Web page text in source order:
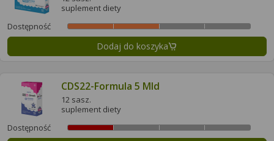
suplement diety
Dostępność
Dodaj do koszyka
CDS22-Formula 5 Mld
12 sasz.
suplement diety
Dostępność